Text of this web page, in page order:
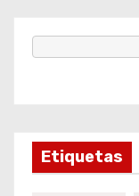
Etiquetas